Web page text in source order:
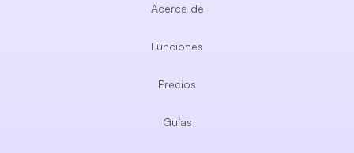
Acerca de
Funciones
Precios
Guías